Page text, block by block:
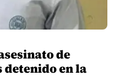
de
detenido en la